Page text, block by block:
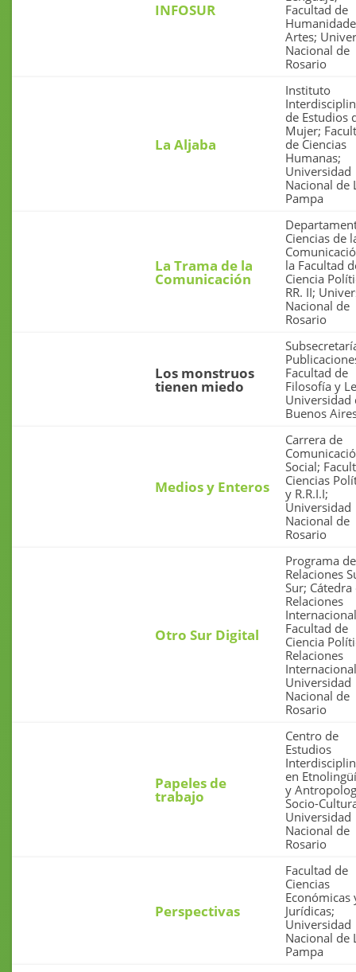
INFOSUR
Facultad de
Artes;
Nacional de
Rosario
La Aljaba
Instituto
de Estudios
Mujer;
de Ciencias
Humanas;
Universidad
Nacional de
Pampa
La Trama de la
Comunicación
Ciencias de
la Facultad
Ciencia
RR. II;
Nacional de
Rosario
Los monstruos
tienen miedo
Facultad de
Filosofía y
Universidad
Buenos
Medios y Enteros
Carrera de
Social;
Ciencias
y R.R.I.I;
Universidad
Nacional de
Rosario
Otro Sur Digital
Programa de
Relaciones
Sur; Cátedra
Relaciones
Facultad de
Ciencia
Relaciones
Universidad
Nacional de
Rosario
Papeles de
trabajo
Centro de
Estudios
en
y
Socio-
Universidad
Nacional de
Rosario
Perspectivas
Facultad de
Ciencias
Económicas
Jurídicas;
Universidad
Nacional de
Pampa